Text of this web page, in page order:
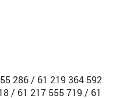
286 / 61 219 364 592
/ 61 217 555 719 / 61